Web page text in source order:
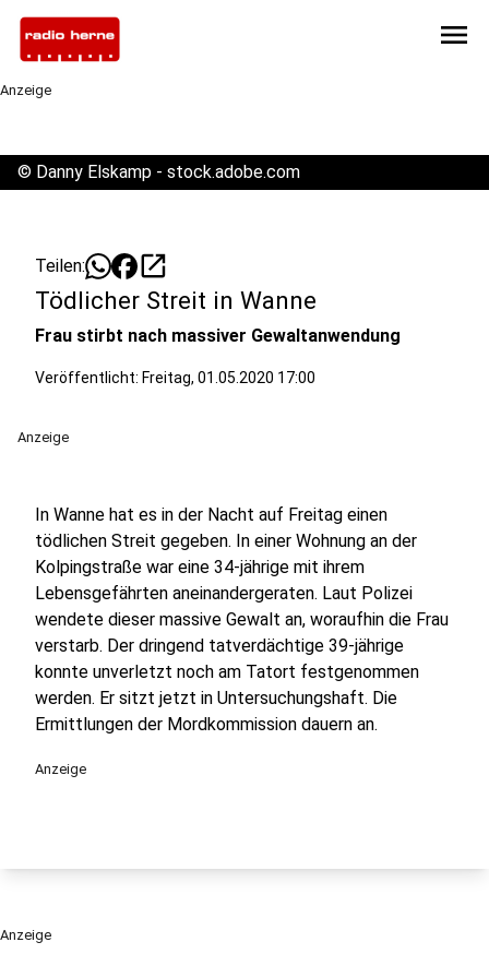
menu
Anzeige
© Danny Elskamp - stock.adobe.com
Teilen: open_in_new
Tödlicher Streit in Wanne
Frau stirbt nach massiver Gewaltanwendung
Veröffentlicht: Freitag, 01.05.2020 17:00
Anzeige
In Wanne hat es in der Nacht auf Freitag einen
tödlichen Streit gegeben. In einer Wohnung an der
Kolpingstraße war eine 34-jährige mit ihrem
Lebensgefährten aneinandergeraten. Laut Polizei
wendete dieser massive Gewalt an, woraufhin die Frau
verstarb. Der dringend tatverdächtige 39-jährige
konnte unverletzt noch am Tatort festgenommen
werden. Er sitzt jetzt in Untersuchungshaft. Die
Ermittlungen der Mordkommission dauern an.
Anzeige
Anzeige